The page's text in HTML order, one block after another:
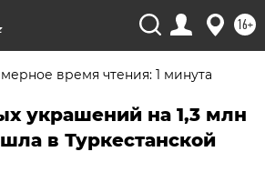
16+
время чтения: 1 минута
украшений на 1,3 млн
в Туркестанской